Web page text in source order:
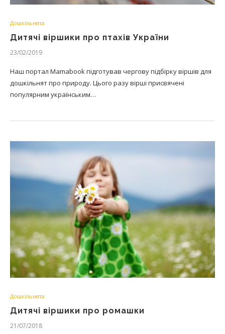
Дошкільнята
Дитячі віршики про птахів України
23/02/2019
Наш портал Mamabook підготував чергову підбірку віршів для
дошкільнят про природу. Цього разу вірші присвячені
популярним українським…
Дошкільнята
Дитячі віршики про ромашки
21/07/2018